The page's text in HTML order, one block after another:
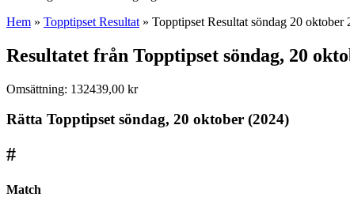
Hem » Topptipset Resultat » Topptipset Resultat söndag 20 oktober
Resultatet från Topptipset söndag, 20
Omsättning: 132439,00 kr
Rätta Topptipsetsöndag, 20 oktober (2024)
#
Match